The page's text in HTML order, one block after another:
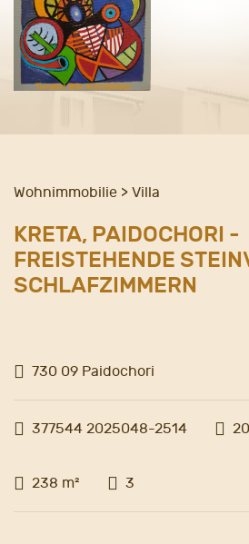
Wohnimmobilie > Villa
KRETA, PAIDOCHORI -
FREISTEHENDE
SCHLAFZIMMERN
730 09 Paidochori
377544 2025048-2514
238 m² 3